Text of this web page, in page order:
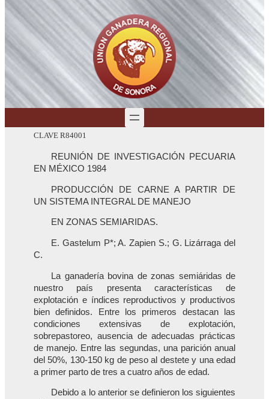
CLAVE R84001
REUNIÓN DE INVESTIGACIÓN PECUARIA
EN MÉXICO 1984
PRODUCCIÓN DE CARNE A PARTIR DE
UN SISTEMA INTEGRAL DE MANEJO
EN ZONAS SEMIARIDAS.
E. Gastelum P*; A. Zapien S.; G. Lizárraga del
C.
La ganadería bovina de zonas semiáridas de
nuestro país presenta características de
explotación e índices reproductivos y productivos
bien definidos. Entre los primeros destacan las
condiciones extensivas de explotación,
sobrepastoreo, ausencia de adecuadas prácticas
de manejo. Entre las segundas, una parición anual
del 50%, 130-150 kg de peso al destete y una edad
a primer parto de tres a cuatro años de edad.
Debido a lo anterior se definieron los siguientes